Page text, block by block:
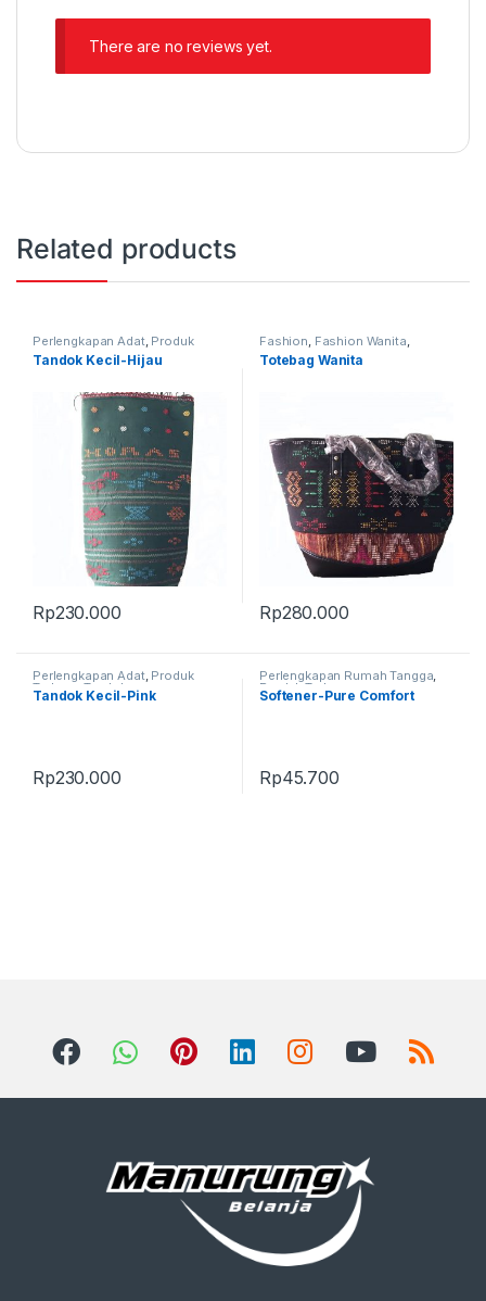
There are no reviews yet.
Related products
Perlengkapan Adat, Produk
Terbaru, Tandok
Tandok Kecil-Hijau
Rp230.000
Fashion Fashion Wanita
Produk Terbaru,
Totebag Wanita
Rp280.000
Perlengkapan Adat, Produk
Terbaru, Tandok
Tandok Kecil-Pink
Rp230.000
Perlengkapan Rumah Tangga,
Produk Terbaru
Softener-Pure Comfort
Rp45.700